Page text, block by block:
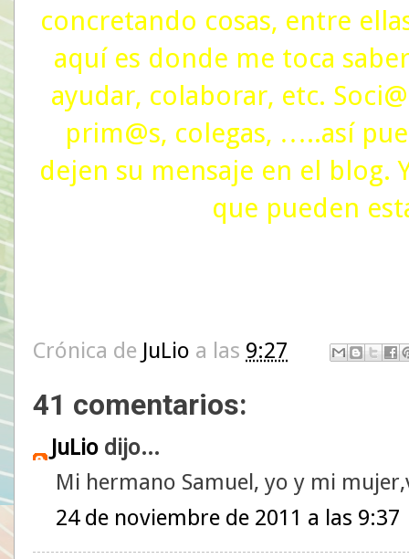
concretando cosas, entre
aquí es donde me toca
ayudar, colaborar, etc.
prim@s, colegas, …..así
dejen su mensaje en el blog.
que pueden
Crónica de JuLio a las 9:27
41 comentarios:
JuLio dijo...
Mi hermano Samuel, yo y mi
24 de noviembre de 2011 a las 9:37